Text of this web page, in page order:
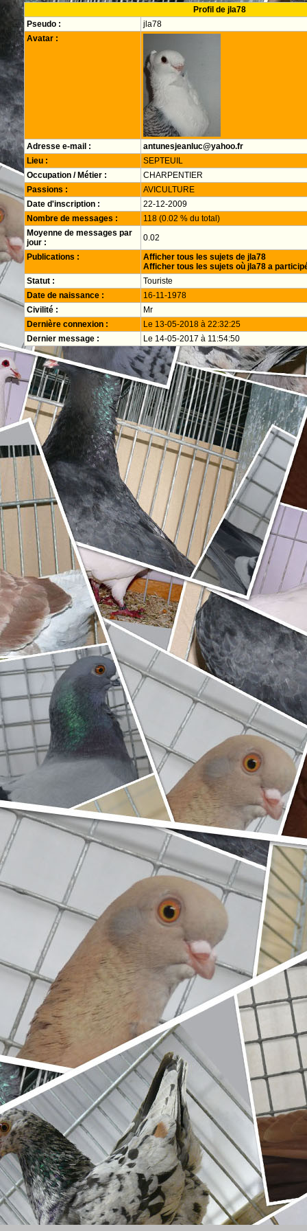
Profil de jla78
Pseudo :
jla78
Avatar :
Adresse e-mail :
antunesjeanluc@yahoo.fr
Lieu :
SEPTEUIL
Occupation / Métier :
CHARPENTIER
Passions :
AVICULTURE
Date d'inscription :
22-12-2009
Nombre de messages :
118 (0.02 % du total)
Moyenne de messages par
jour :
0.02
Publications :
Afficher tous les sujets de jla78
Afficher tous les sujets où jla78 a
Statut :
Touriste
Date de naissance :
16-11-1978
Civilité :
Mr
Dernière connexion :
Le 13-05-2018 à 22:32:25
Dernier message :
Le 14-05-2017 à 11:54:50